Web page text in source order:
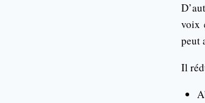
voix
peut
Il